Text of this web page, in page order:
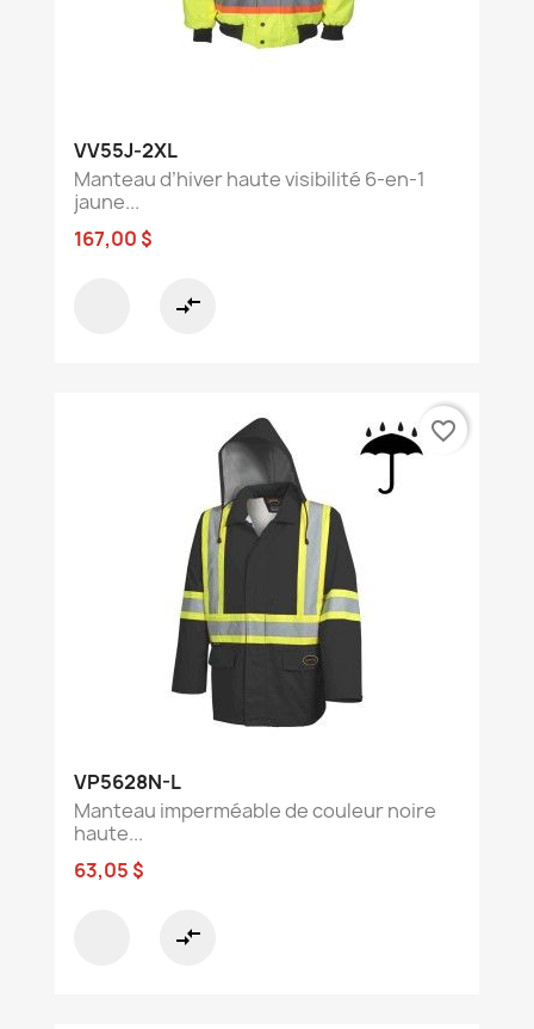
VV55J-2XL
Manteau d’hiver haute visibilité 6-en-1
jaune...
167,00 $
compare_arrows
VP5628N-L
Manteau imperméable de couleur noire
haute...
63,05 $
compare_arrows
favorite_border